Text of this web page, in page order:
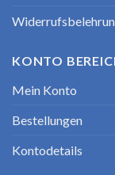
KONTO
Mein Konto
Bestellungen
Kontodetails